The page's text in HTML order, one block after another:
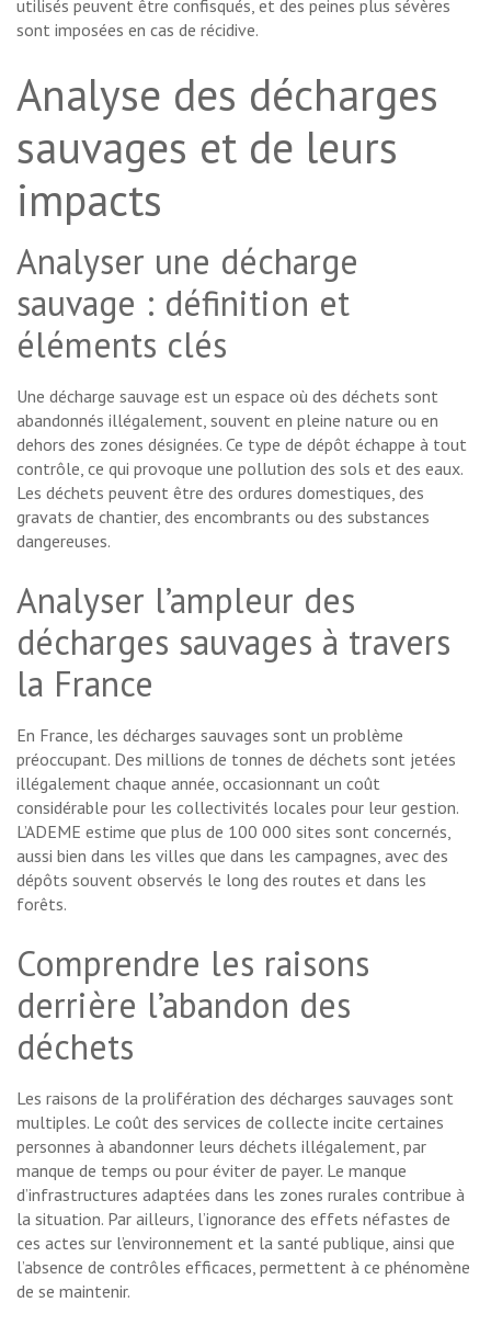
utilisés peuvent être confisqués, et des peines plus sévères
sont imposées en cas de récidive.
Analyse des décharges
sauvages et de leurs
impacts
Analyser une décharge
sauvage : définition et
éléments clés
Une décharge sauvage est un espace où des déchets sont
abandonnés illégalement, souvent en pleine nature ou en
dehors des zones désignées. Ce type de dépôt échappe à tout
contrôle, ce qui provoque une pollution des sols et des eaux.
Les déchets peuvent être des ordures domestiques, des
gravats de chantier, des encombrants ou des substances
dangereuses.
Analyser l’ampleur des
décharges sauvages à travers
la France
En France, les décharges sauvages sont un problème
préoccupant. Des millions de tonnes de déchets sont jetées
illégalement chaque année, occasionnant un coût
considérable pour les collectivités locales pour leur gestion.
L’ADEME estime que plus de 100 000 sites sont concernés,
aussi bien dans les villes que dans les campagnes, avec des
dépôts souvent observés le long des routes et dans les
forêts.
Comprendre les raisons
derrière l’abandon des
déchets
Les raisons de la prolifération des décharges sauvages sont
multiples. Le coût des services de collecte incite certaines
personnes à abandonner leurs déchets illégalement, par
manque de temps ou pour éviter de payer. Le manque
d’infrastructures adaptées dans les zones rurales contribue à
la situation. Par ailleurs, l’ignorance des effets néfastes de
ces actes sur l’environnement et la santé publique, ainsi que
l’absence de contrôles efficaces, permettent à ce phénomène
de se maintenir.